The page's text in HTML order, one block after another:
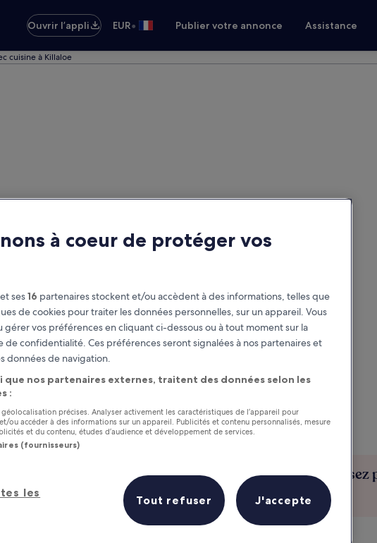
Ouvrir l’appli EUR• Publier votre annonce Assistance
cuisine à Killaloe
Gagnez des récompenses pour
chaque nuit séjournée
Économisez
membres
à coeur de protéger vos
ses16 partenaires stockent et/ou accèdent à des informations, telles que
de cookies pour traiter les données personnelles, sur un appareil. Vous
gérer vos préférences en cliquant ci-dessous ou à tout moment sur la
de confidentialité. Ces préférences seront signalées à nos partenaires et
données de navigation.
que nos partenaires externes, traitent des données selon les
:
précises. Analyser activement les caractéristiques de l’appareil pour
ou accéder à des informations sur un appareil. Publicités et contenu personnalisés, mesure
et du contenu, études d’audience et développement de services.
(fournisseurs)
les
Tout refuser J'accepte